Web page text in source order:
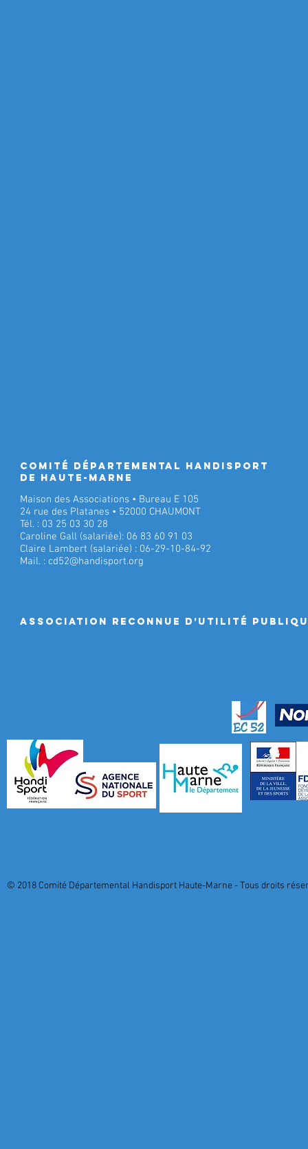
Comité Départemental Handisport
de Haute-Marne
Maison des Associations • Bureau E 105
24 rue des Platanes • 52000 CHAUMONT
Tél. : 03 25 03 30 28
Caroline Gall (salariée): 06 83 60 91 03
Claire Lambert (salariée) : 06-29-10-84-92
Mail. : cd52@handisport.org
ASSociation RECONNUE D’UTILITÉ
© 2018 Comité Départemental Handisport Haute-Marne - Tous droits